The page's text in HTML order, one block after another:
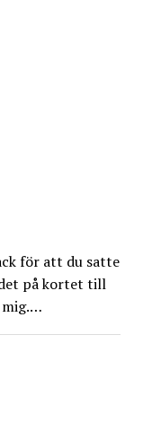
för att du satte
på kortet till
mig.…